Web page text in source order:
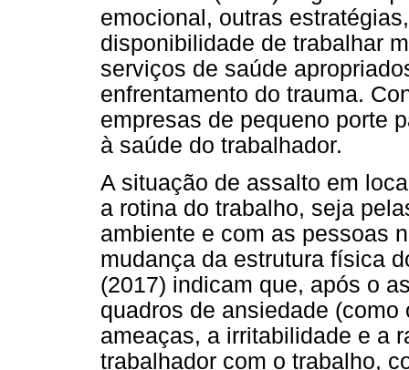
emocional, outras
disponibilidade de trabalhar
serviços de saúde
enfrentamento do trauma.
empresas de pequeno porte
à saúde do trabalhador.
A situação de assalto em
a rotina do trabalho, seja
ambiente e com as pessoas
mudança da estrutura física
(2017) indicam que, após o
quadros de ansiedade
ameaças, a irritabilidade e a
trabalhador com o trabalho,